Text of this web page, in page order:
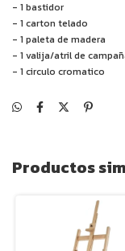
- 1 bastidor
- 1 carton telado
- 1 paleta de madera
- 1 valija/atril de
- 1 circulo cromatico
Productos